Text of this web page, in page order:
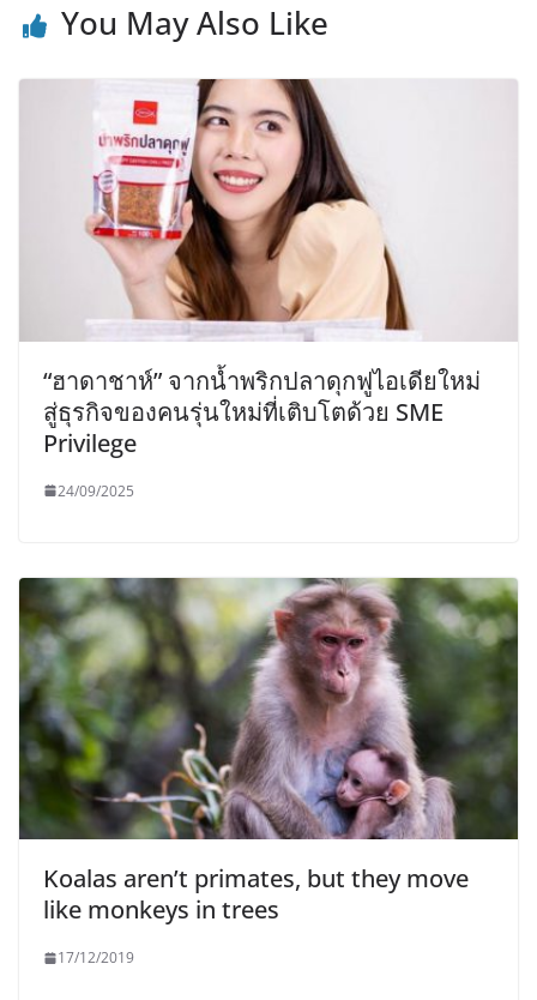
You May Also Like
“ฮาดาชาห์” จากน้ำพริกปลาดุกฟูไอเดียใหม่
สู่ธุรกิจของคนรุ่นใหม่ที่เติบโตด้วย SME
Privilege
24/09/2025
Koalas aren’t primates, but they move
like monkeys in trees
17/12/2019